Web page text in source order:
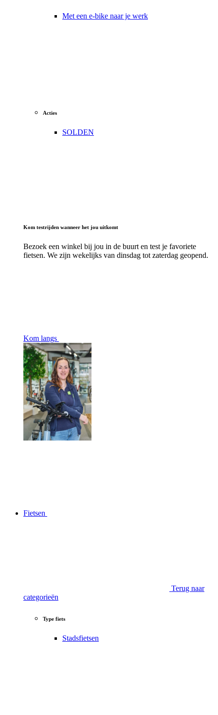
Met een e-bike naar je werk
Acties
SOLDEN
Kom testrijden wanneer het jou uitkomt
Bezoek een winkel bij jou in de buurt en test je favoriete
fietsen. We zijn wekelijks van dinsdag tot zaterdag geopend.
Kom langs
Fietsen
Terug naar
categorieën
Type fiets
Stadsfietsen